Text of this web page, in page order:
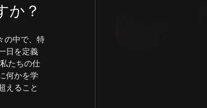
か？
の中で、特
日を定義
たちの仕
何かを学
えること